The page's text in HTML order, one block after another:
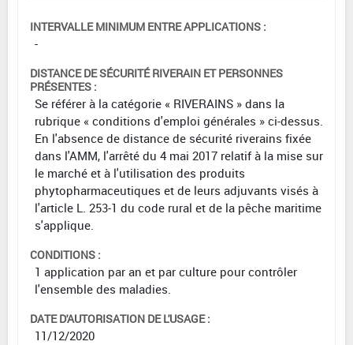
INTERVALLE MINIMUM ENTRE APPLICATIONS :
-
DISTANCE DE SÉCURITÉ RIVERAIN ET PERSONNES
PRÉSENTES :
Se référer à la catégorie « RIVERAINS » dans la
rubrique « conditions d'emploi générales » ci-dessus.
En l'absence de distance de sécurité riverains fixée
dans l'AMM, l'arrêté du 4 mai 2017 relatif à la mise sur
le marché et à l'utilisation des produits
phytopharmaceutiques et de leurs adjuvants visés à
l'article L. 253-1 du code rural et de la pêche maritime
s'applique.
CONDITIONS :
1 application par an et par culture pour contrôler
l'ensemble des maladies.
DATE D'AUTORISATION DE L'USAGE :
11/12/2020